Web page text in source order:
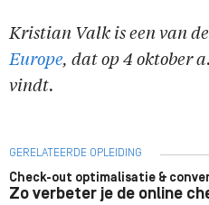
Kristian Valk is een van
Europe, dat op 4 oktober
vindt.
GERELATEERDE OPLEIDING
Check-out optimalisatie &
Zo verbeter je de online